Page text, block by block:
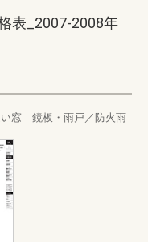
表_2007-2008年
窓 鏡板・雨戸／防火雨